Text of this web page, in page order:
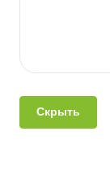
Скрыть